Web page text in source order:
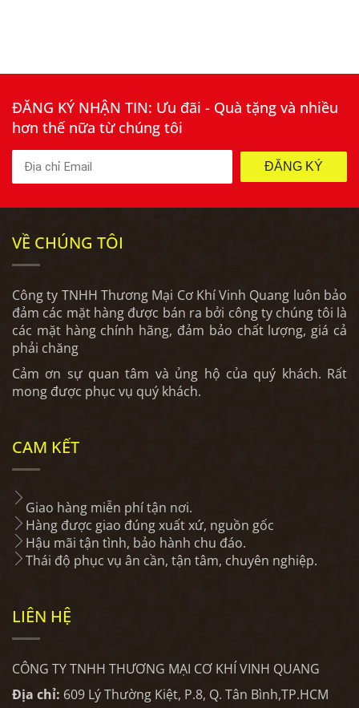
ĐĂNG KÝ NHẬN TIN: Ưu đãi - Quà tặng và nhiều
hơn thế nữa từ chúng tôi
ĐĂNG KÝ
VỀ CHÚNG TÔI
Công ty TNHH Thương Mại Cơ Khí Vinh Quang luôn bảo
đảm các mặt hàng được bán ra bởi công ty chúng tôi là
các mặt hàng chính hãng, đảm bảo chất lượng, giá cả
phải chăng
Cảm ơn sự quan tâm và ủng hộ của quý khách. Rất
mong được phục vụ quý khách.
CAM KẾT
Giao hàng miễn phí tận nơi.
Hàng được giao đúng xuất xứ, nguồn gốc
Hậu mãi tận tình, bảo hành chu đáo.
Thái độ phục vụ ân cần, tận tâm, chuyên nghiệp.
LIÊN HỆ
CÔNG TY TNHH THƯƠNG MẠI CƠ KHÍ VINH QUANG
Địa chỉ: 609 Lý Thường Kiệt, P.8, Q. Tân Bình,TP.HCM